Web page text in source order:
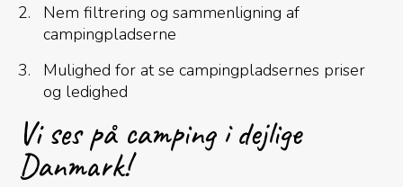
Nem filtrering og sammenligning af
campingpladserne
Mulighed for at se campingpladsernes priser
og ledighed
Vi ses på camping i dejlige
Danmark!